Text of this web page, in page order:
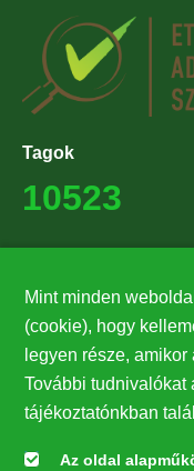
Tagok
10523
27224
Hírlevél feliratkozás
Értesüljön elsőként
Mint minden
(cookie), hogy
legyen része,
További tudnivalókat
tájékoztatónkban
Az oldal